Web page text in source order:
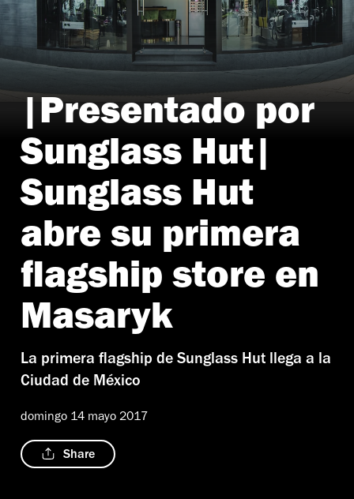
Foto: Cortesía Sunglass Hut
|Presentado por
Sunglass Hut|
Sunglass Hut
abre su primera
flagship store en
Masaryk
La primera flagship de Sunglass Hut llega a la
Ciudad de México
domingo 14 mayo 2017
Share